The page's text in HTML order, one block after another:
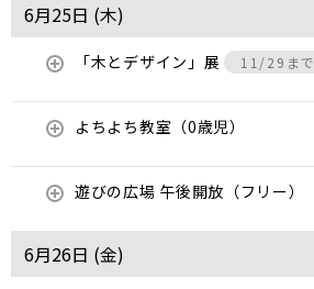
6月25日 (木)
「木とデザイン」展 11/29まで
よちよち教室（0歳児）
遊びの広場 午後開放（フリー）
6月26日 (金)